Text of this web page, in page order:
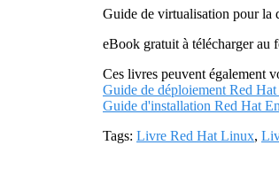
Guide de virtualisation pour
eBook gratuit à télécharger au
Ces livres peuvent également
Guide de déploiement Red
Guide d'installation Red Hat
Tags: Livre Red Hat Linux,